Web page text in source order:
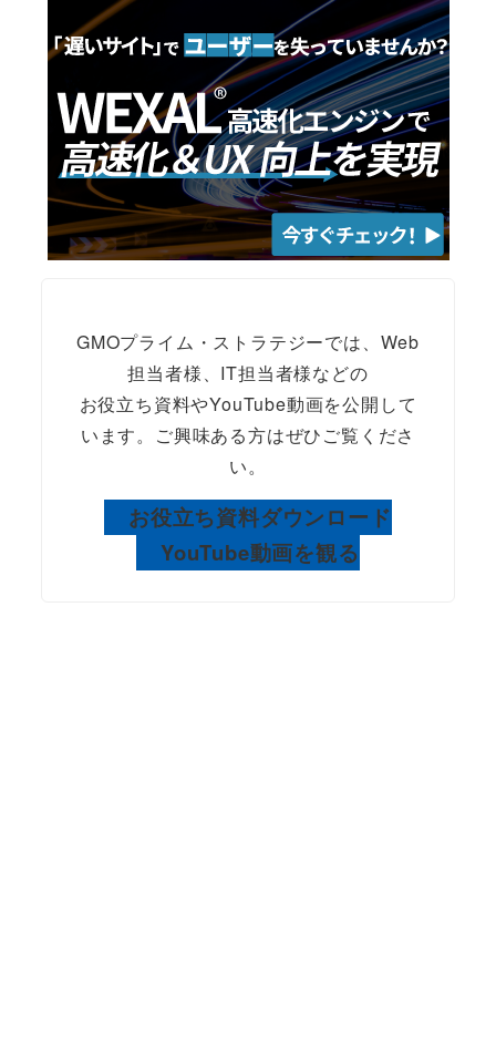
GMOプライム・ストラテジーでは、Web
担当者様、IT担当者様などの
お役立ち資料やYouTube動画を公開して
います。ご興味ある方はぜひご覧くださ
い。
お役立ち資料ダウンロード
YouTube動画を観る